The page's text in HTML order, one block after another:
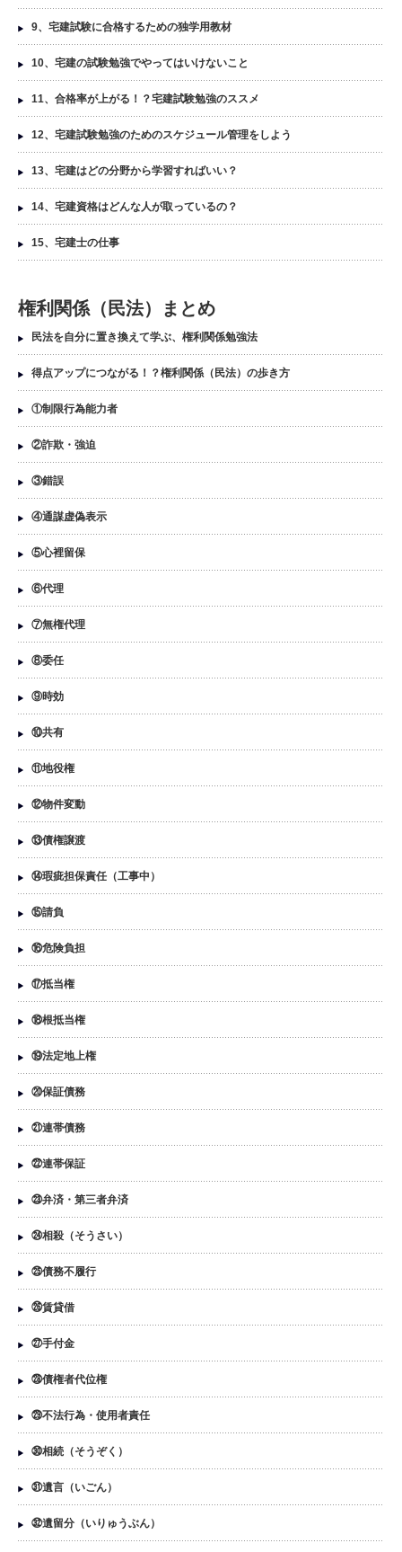
9、宅建試験に合格するための独学用教材
10、宅建の試験勉強でやってはいけないこと
11、合格率が上がる！？宅建試験勉強のススメ
12、宅建試験勉強のためのスケジュール管理をしよう
13、宅建はどの分野から学習すればいい？
14、宅建資格はどんな人が取っているの？
15、宅建士の仕事
権利関係（民法）まとめ
民法を自分に置き換えて学ぶ、権利関係勉強法
得点アップにつながる！？権利関係（民法）の歩き方
①制限行為能力者
②詐欺・強迫
③錯誤
④通謀虚偽表示
⑤心裡留保
⑥代理
⑦無権代理
⑧委任
⑨時効
⑩共有
⑪地役権
⑫物件変動
⑬債権譲渡
⑭瑕疵担保責任（工事中）
⑮請負
⑯危険負担
⑰抵当権
⑱根抵当権
⑲法定地上権
⑳保証債務
㉑連帯債務
㉒連帯保証
㉓弁済・第三者弁済
㉔相殺（そうさい）
㉕債務不履行
㉖賃貸借
㉗手付金
㉘債権者代位権
㉙不法行為・使用者責任
㉚相続（そうぞく）
㉛遺言（いごん）
㉜遺留分（いりゅうぶん）